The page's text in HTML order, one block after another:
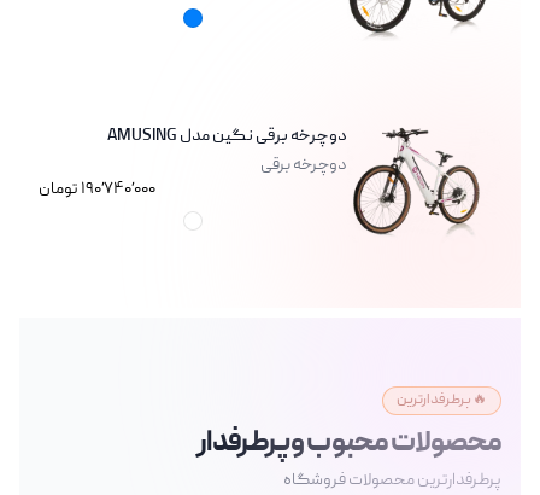
آبی
دوچرخه برقی نگین مدل AMUSING
دوچرخه برقی
۱۹۰٬۷۴۰٬۰۰۰ تومان
سفید
🔥 پرطرفدارترین
محصولات محبوب و پرطرفدار
پرطرفدارترین محصولات فروشگاه